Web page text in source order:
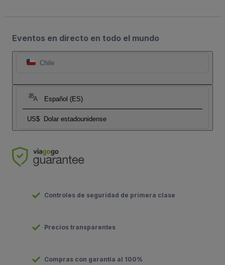
Eventos en directo en todo el mundo
Chile
Español (ES)
US$ Dolar estadounidense
Controles de seguridad de primera clase
Precios transparentes
Compras con garantía al 100%